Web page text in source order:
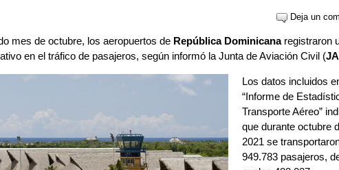
Deja un
mes de octubre, los aeropuertos de República Dominicanaregistraron
en el tráfico de pasajeros, según informó la Junta de Aviación Civil (
Los datos incluidos
“Informe de
Transporte Aéreo”
que durante octubre
2021 se
949.783 pasajeros,